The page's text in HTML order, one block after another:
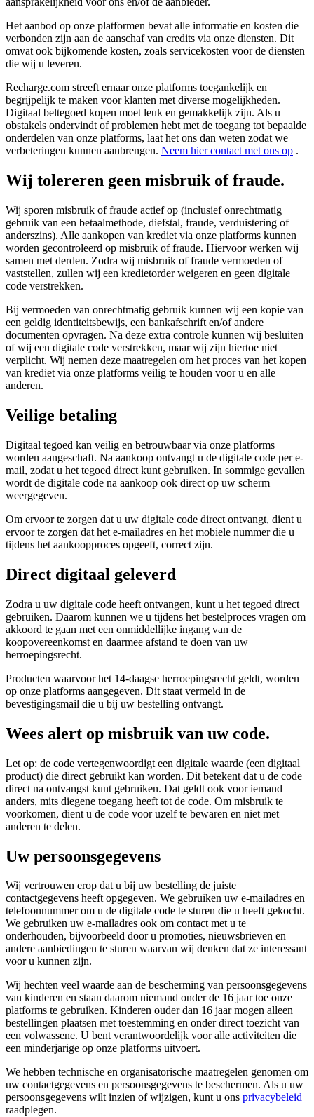
Het aanbod op onze platformen bevat alle informatie en kosten die
verbonden zijn aan de aanschaf van credits via onze diensten. Dit
omvat ook bijkomende kosten, zoals servicekosten voor de diensten
die wij u leveren.
Recharge.com streeft ernaar onze platforms toegankelijk en
begrijpelijk te maken voor klanten met diverse mogelijkheden.
Digitaal beltegoed kopen moet leuk en gemakkelijk zijn. Als u
obstakels ondervindt of problemen hebt met de toegang tot bepaalde
onderdelen van onze platforms, laat het ons dan weten zodat we
verbeteringen kunnen aanbrengen. Neem hier contact met ons op .
Wij tolereren geen misbruik of fraude.
Wij sporen misbruik of fraude actief op (inclusief onrechtmatig
gebruik van een betaalmethode, diefstal, fraude, verduistering of
anderszins). Alle aankopen van krediet via onze platforms kunnen
worden gecontroleerd op misbruik of fraude. Hiervoor werken wij
samen met derden. Zodra wij misbruik of fraude vermoeden of
vaststellen, zullen wij een kredietorder weigeren en geen digitale
code verstrekken.
Bij vermoeden van onrechtmatig gebruik kunnen wij een kopie van
een geldig identiteitsbewijs, een bankafschrift en/of andere
documenten opvragen. Na deze extra controle kunnen wij besluiten
of wij een digitale code verstrekken, maar wij zijn hiertoe niet
verplicht. Wij nemen deze maatregelen om het proces van het kopen
van krediet via onze platforms veilig te houden voor u en alle
anderen.
Veilige betaling
Digitaal tegoed kan veilig en betrouwbaar via onze platforms
worden aangeschaft. Na aankoop ontvangt u de digitale code per e-
mail, zodat u het tegoed direct kunt gebruiken. In sommige gevallen
wordt de digitale code na aankoop ook direct op uw scherm
weergegeven.
Om ervoor te zorgen dat u uw digitale code direct ontvangt, dient u
ervoor te zorgen dat het e-mailadres en het mobiele nummer die u
tijdens het aankoopproces opgeeft, correct zijn.
Direct digitaal geleverd
Zodra u uw digitale code heeft ontvangen, kunt u het tegoed direct
gebruiken. Daarom kunnen we u tijdens het bestelproces vragen om
akkoord te gaan met een onmiddellijke ingang van de
koopovereenkomst en daarmee afstand te doen van uw
herroepingsrecht.
Producten waarvoor het 14-daagse herroepingsrecht geldt, worden
op onze platforms aangegeven. Dit staat vermeld in de
bevestigingsmail die u bij uw bestelling ontvangt.
Wees alert op misbruik van uw code.
Let op: de code vertegenwoordigt een digitale waarde (een digitaal
product) die direct gebruikt kan worden. Dit betekent dat u de code
direct na ontvangst kunt gebruiken. Dat geldt ook voor iemand
anders, mits diegene toegang heeft tot de code. Om misbruik te
voorkomen, dient u de code voor uzelf te bewaren en niet met
anderen te delen.
Uw persoonsgegevens
Wij vertrouwen erop dat u bij uw bestelling de juiste
contactgegevens heeft opgegeven. We gebruiken uw e-mailadres en
telefoonnummer om u de digitale code te sturen die u heeft gekocht.
We gebruiken uw e-mailadres ook om contact met u te
onderhouden, bijvoorbeeld door u promoties, nieuwsbrieven en
andere aanbiedingen te sturen waarvan wij denken dat ze interessant
voor u kunnen zijn.
Wij hechten veel waarde aan de bescherming van persoonsgegevens
van kinderen en staan ​​daarom niemand onder de 16 jaar toe onze
platforms te gebruiken. Kinderen ouder dan 16 jaar mogen alleen
bestellingen plaatsen met toestemming en onder direct toezicht van
een volwassene. U bent verantwoordelijk voor alle activiteiten die
een minderjarige op onze platforms uitvoert.
We hebben technische en organisatorische maatregelen genomen om
uw contactgegevens en persoonsgegevens te beschermen. Als u uw
persoonsgegevens wilt inzien of wijzigen, kunt u ons privacybeleid
raadplegen.